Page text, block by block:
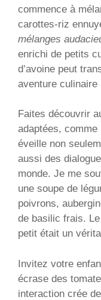
commence à
carottes-riz
mélanges
enrichi de petits
d’avoine peut
aventure culinaire
Faites découvrir
adaptées,
éveille non
aussi des
monde. Je me
une soupe de
poivrons,
de basilic frais.
petit était un
Invitez votre
écrase des
interaction crée